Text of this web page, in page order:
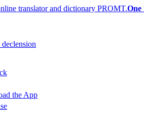
PROMT.One
declension
the App